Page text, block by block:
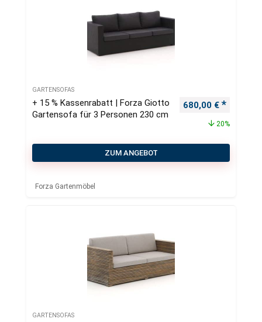
GARTENSOFAS
+ 15 % Kassenrabatt | Forza Giotto
Gartensofa für 3 Personen 230 cm
Ursprünglicher
680,00 €
20%
ZUM ANGEBOT
Forza Gartenmöbel
GARTENSOFAS